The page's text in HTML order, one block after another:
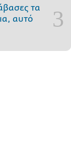
τα
αυτό